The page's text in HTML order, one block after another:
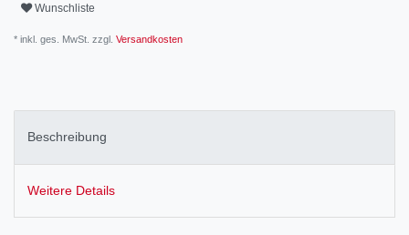
Wunschliste
* inkl. ges. MwSt. zzgl. Versandkosten
Beschreibung
Weitere Details